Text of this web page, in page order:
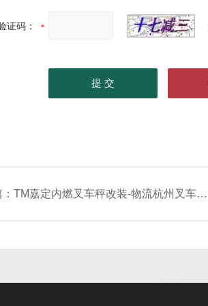
证码：
：TM嘉定内燃叉车秤改装-物流杭州叉车电子秤